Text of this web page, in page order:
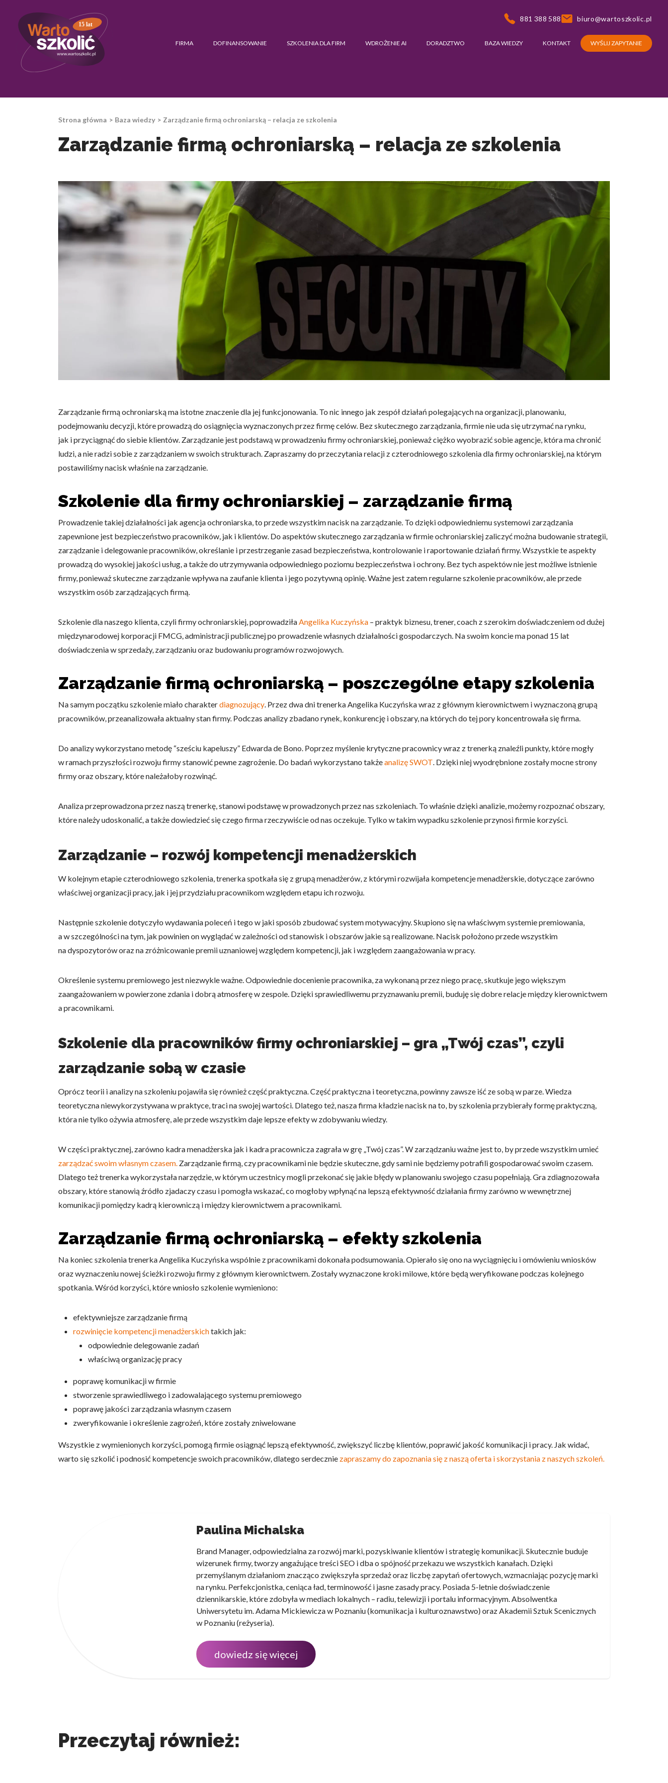
15 lat
881 388 588 biuro@wartoszkolic.pl
FIRMA DOFINANSOWANIE SZKOLENIA DLA FIRM WDROŻENIE AI DORADZTWO BAZA WIEDZY KONTAKT WYŚLIJ ZAPYTANIE
Strona główna Baza wiedzy Zarządzanie firmą ochroniarską – relacja ze szkolenia
Zarządzanie firmą ochroniarską – relacja ze szkolenia
Zarządzanie firmą ochroniarską ma istotne znaczenie dla jej funkcjonowania. To nic innego jak zespół działań polegających na organizacji, planowaniu,
podejmowaniu decyzji, które prowadzą do osiągnięcia wyznaczonych przez firmę celów. Bez skutecznego zarządzania, firmie nie uda się utrzymać na rynku,
jak i przyciągnąć do siebie klientów. Zarządzanie jest podstawą w prowadzeniu firmy ochroniarskiej, ponieważ ciężko wyobrazić sobie agencje, która ma chronić
ludzi, a nie radzi sobie z zarządzaniem w swoich strukturach. Zapraszamy do przeczytania relacji z czterodniowego szkolenia dla firmy ochroniarskiej, na którym
postawiliśmy nacisk właśnie na zarządzanie.
Szkolenie dla firmy ochroniarskiej – zarządzanie firmą
Prowadzenie takiej działalności jak agencja ochroniarska, to przede wszystkim nacisk na zarządzanie. To dzięki odpowiedniemu systemowi zarządzania
zapewnione jest bezpieczeństwo pracowników, jak i klientów. Do aspektów skutecznego zarządzania w firmie ochroniarskiej zaliczyć można budowanie strategii,
zarządzanie i delegowanie pracowników, określanie i przestrzeganie zasad bezpieczeństwa, kontrolowanie i raportowanie działań firmy. Wszystkie te aspekty
prowadzą do wysokiej jakości usług, a także do utrzymywania odpowiedniego poziomu bezpieczeństwa i ochrony. Bez tych aspektów nie jest możliwe istnienie
firmy, ponieważ skuteczne zarządzanie wpływa na zaufanie klienta i jego pozytywną opinię. Ważne jest zatem regularne szkolenie pracowników, ale przede
wszystkim osób zarządzających firmą.
Szkolenie dla naszego klienta, czyli firmy ochroniarskiej, poprowadziłaAngelika Kuczyńska – praktyk biznesu, trener, coach z szerokim doświadczeniem od dużej
międzynarodowej korporacji FMCG, administracji publicznej po prowadzenie własnych działalności gospodarczych. Na swoim koncie ma ponad 15 lat
doświadczenia w sprzedaży, zarządzaniu oraz budowaniu programów rozwojowych.
Zarządzanie firmą ochroniarską – poszczególne etapy szkolenia
Na samym początku szkolenie miało charakterdiagnozujący. Przez dwa dni trenerka Angelika Kuczyńska wraz z głównym kierownictwem i wyznaczoną grupą
pracowników, przeanalizowała aktualny stan firmy. Podczas analizy zbadano rynek, konkurencję i obszary, na których do tej pory koncentrowała się firma.
Do analizy wykorzystano metodę “sześciu kapeluszy” Edwarda de Bono. Poprzez myślenie krytyczne pracownicy wraz z trenerką znaleźli punkty, które mogły
w ramach przyszłości rozwoju firmy stanowić pewne zagrożenie. Do badań wykorzystano takżeanalizę SWOT. Dzięki niej wyodrębnione zostały mocne strony
firmy oraz obszary, które należałoby rozwinąć.
Analiza przeprowadzona przez naszą trenerkę, stanowi podstawę w prowadzonych przez nas szkoleniach. To właśnie dzięki analizie, możemy rozpoznać obszary,
które należy udoskonalić, a także dowiedzieć się czego firma rzeczywiście od nas oczekuje. Tylko w takim wypadku szkolenie przynosi firmie korzyści.
Zarządzanie – rozwój kompetencji menadżerskich
W kolejnym etapie czterodniowego szkolenia, trenerka spotkała się z grupą menadżerów, z którymi rozwijała kompetencje menadżerskie, dotyczące zarówno
właściwej organizacji pracy, jak i jej przydziału pracownikom względem etapu ich rozwoju.
Następnie szkolenie dotyczyło wydawania poleceń i tego w jaki sposób zbudować system motywacyjny. Skupiono się na właściwym systemie premiowania,
a w szczególności na tym, jak powinien on wyglądać w zależności od stanowisk i obszarów jakie są realizowane. Nacisk położono przede wszystkim
na dyspozytorów oraz na zróżnicowanie premii uznaniowej względem kompetencji, jak i względem zaangażowania w pracy.
Określenie systemu premiowego jest niezwykle ważne. Odpowiednie docenienie pracownika, za wykonaną przez niego pracę, skutkuje jego większym
zaangażowaniem w powierzone zdania i dobrą atmosferę w zespole. Dzięki sprawiedliwemu przyznawaniu premii, buduję się dobre relacje między kierownictwem
a pracownikami.
Szkolenie dla pracowników firmy ochroniarskiej – gra „Twój czas”, czyli
zarządzanie sobą w czasie
Oprócz teorii i analizy na szkoleniu pojawiła się również część praktyczna. Część praktyczna i teoretyczna, powinny zawsze iść ze sobą w parze. Wiedza
teoretyczna niewykorzystywana w praktyce, traci na swojej wartości. Dlatego też, nasza firma kładzie nacisk na to, by szkolenia przybierały formę praktyczną,
która nie tylko ożywia atmosferę, ale przede wszystkim daje lepsze efekty w zdobywaniu wiedzy.
W części praktycznej, zarówno kadra menadżerska jak i kadra pracownicza zagrała w grę „Twój czas”. W zarządzaniu ważne jest to, by przede wszystkim umieć
zarządzać swoim własnym czasem. Zarządzanie firmą, czy pracownikami nie będzie skuteczne, gdy sami nie będziemy potrafili gospodarować swoim czasem.
Dlatego też trenerka wykorzystała narzędzie, w którym uczestnicy mogli przekonać się jakie błędy w planowaniu swojego czasu popełniają. Gra zdiagnozowała
obszary, które stanowią źródło zjadaczy czasu i pomogła wskazać, co mogłoby wpłynąć na lepszą efektywność działania firmy zarówno w wewnętrznej
komunikacji pomiędzy kadrą kierowniczą i między kierownictwem a pracownikami.
Zarządzanie firmą ochroniarską – efekty szkolenia
Na koniec szkolenia trenerka Angelika Kuczyńska wspólnie z pracownikami dokonała podsumowania. Opierało się ono na wyciągnięciu i omówieniu wniosków
oraz wyznaczeniu nowej ścieżki rozwoju firmy z głównym kierownictwem. Zostały wyznaczone kroki milowe, które będą weryfikowane podczas kolejnego
spotkania. Wśród korzyści, które wniosło szkolenie wymieniono:
efektywniejsze zarządzanie firmą
rozwinięcie kompetencji menadżerskichtakich jak:
odpowiednie delegowanie zadań
właściwą organizację pracy
poprawę komunikacji w firmie
stworzenie sprawiedliwego i zadowalającego systemu premiowego
poprawę jakości zarządzania własnym czasem
zweryfikowanie i określenie zagrożeń, które zostały zniwelowane
Wszystkie z wymienionych korzyści, pomogą firmie osiągnąć lepszą efektywność, zwiększyć liczbę klientów, poprawić jakość komunikacji i pracy. Jak widać,
warto się szkolić i podnosić kompetencje swoich pracowników, dlatego serdecznie zapraszamy do zapoznania się z naszą oferta i skorzystania z naszych szkoleń.
Paulina Michalska
Brand Manager, odpowiedzialna za rozwój marki, pozyskiwanie klientów i strategię komunikacji. Skutecznie buduje
wizerunek firmy, tworzy angażujące treści SEO i dba o spójność przekazu we wszystkich kanałach. Dzięki
przemyślanym działaniom znacząco zwiększyła sprzedaż oraz liczbę zapytań ofertowych, wzmacniając pozycję marki
na rynku. Perfekcjonistka, ceniąca ład, terminowość i jasne zasady pracy. Posiada 5-letnie doświadczenie
dziennikarskie, które zdobyła w mediach lokalnych – radiu, telewizji i portalu informacyjnym. Absolwentka
Uniwersytetu im. Adama Mickiewicza w Poznaniu (komunikacja i kulturoznawstwo) oraz Akademii Sztuk Scenicznych
w Poznaniu (reżyseria).
dowiedz się więcej
Przeczytaj również:
Wykorzystujemy pliki cookie do spersonalizowania treści i reklam, aby oferować funkcje społecznościowe i analizować ruch w
analitycznym. Partnerzy mogą połączyć te informacje z innymi danymi otrzymanymi od Ciebie lub uzyskanymi podczas korzystania
z ich usług.
sposób bez nich. Te pliki cookie nie przechowują żadnych danych umożliwiających identyfikację osoby.
Preferencje
Pliki cookie dotyczące preferencji umożliwiają stronie zapamiętanie informacji, które zmieniają wygląd lub funkcjonowanie strony,
np. preferowany język lub region, w którym znajduje się użytkownik.
Statystyka
Statystyczne pliki cookie pomagają właścicielem stron internetowych zrozumieć, w jaki sposób różni użytkownicy zachowują się
na stronie, gromadząc i zgłaszając anonimowe informacje.
Marketing
Marketingowe pliki cookie stosowane są w celu śledzenia użytkowników na stronach internetowych. Celem jest wyświetlanie
reklam, które są istotne i interesujące dla poszczególnych użytkowników i tym samym bardziej cenne dla wydawców i
Nieklasyfikowane
Nieklasyfikowane pliki cookie, to pliki, które są w procesie klasyfikowania, wraz z dostawcami poszczególnych ciasteczek.